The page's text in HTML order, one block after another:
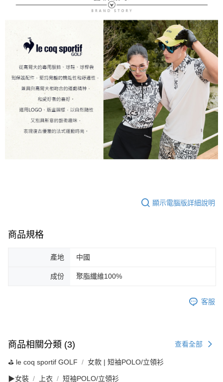
顯示電腦版詳細說明
商品規格
產地 中國
成份 聚脂纖維100%
客服
商品相關分類 (3) 查看全部
⛳️ le coq sportif GOLF 女款 | 短袖POLO/立領衫
▶女裝 上衣 短袖POLO/立領衫